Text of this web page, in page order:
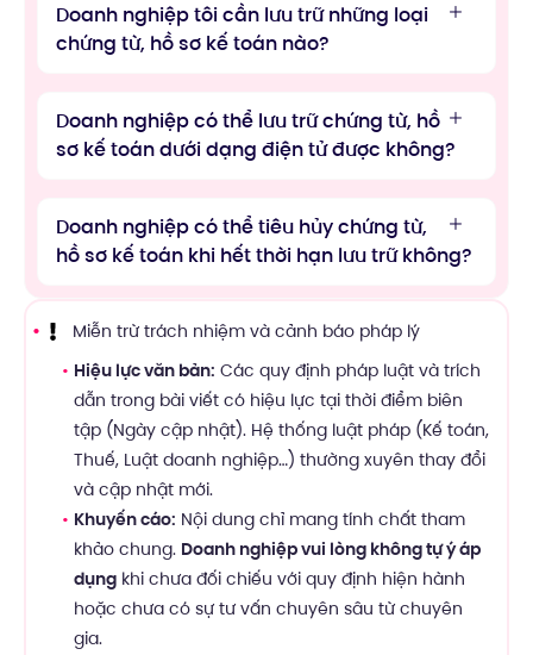
Doanh nghiệp tôi cần lưu trữ những loại
chứng từ, hồ sơ kế toán nào?
Doanh nghiệp có thể lưu trữ chứng từ, hồ
sơ kế toán dưới dạng điện tử được không?
Doanh nghiệp có thể tiêu hủy chứng từ,
hồ sơ kế toán khi hết thời hạn lưu trữ không?
Miễn trừ trách nhiệm và cảnh báo pháp lý
Hiệu lực văn bản: Các quy định pháp luật và trích
dẫn trong bài viết có hiệu lực tại thời điểm biên
tập (Ngày cập nhật). Hệ thống luật pháp (Kế toán,
Thuế, Luật doanh nghiệp…) thường xuyên thay đổi
và cập nhật mới.
Khuyến cáo: Nội dung chỉ mang tính chất tham
khảo chung. Doanh nghiệp vui lòng không tự ý áp
dụng khi chưa đối chiếu với quy định hiện hành
hoặc chưa có sự tư vấn chuyên sâu từ chuyên
gia.